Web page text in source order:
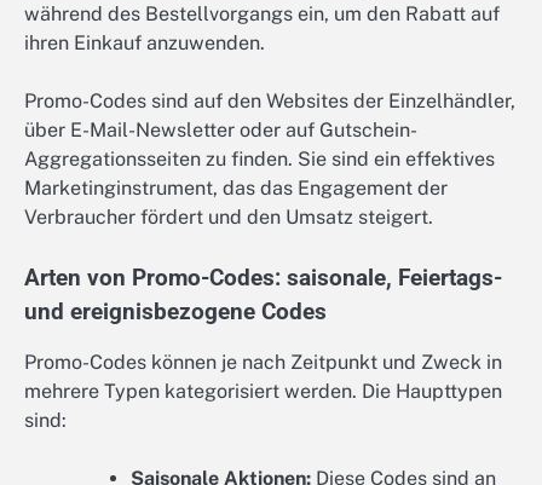
während des Bestellvorgangs ein, um den Rabatt auf
ihren Einkauf anzuwenden.
Promo-Codes sind auf den Websites der Einzelhändler,
über E-Mail-Newsletter oder auf Gutschein-
Aggregationsseiten zu finden. Sie sind ein effektives
Marketinginstrument, das das Engagement der
Verbraucher fördert und den Umsatz steigert.
Arten von Promo-Codes: saisonale, Feiertags-
und ereignisbezogene Codes
Promo-Codes können je nach Zeitpunkt und Zweck in
mehrere Typen kategorisiert werden. Die Haupttypen
sind:
Saisonale Aktionen: Diese Codes sind an